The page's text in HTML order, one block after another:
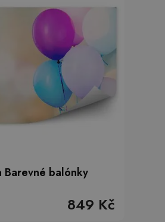
Barevné balónky
849 Kč